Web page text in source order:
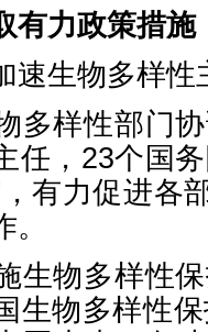
有力政策措施
生物多样性
样性部门协
任，23个国
，有力促进各
物多样性保
生物多样性